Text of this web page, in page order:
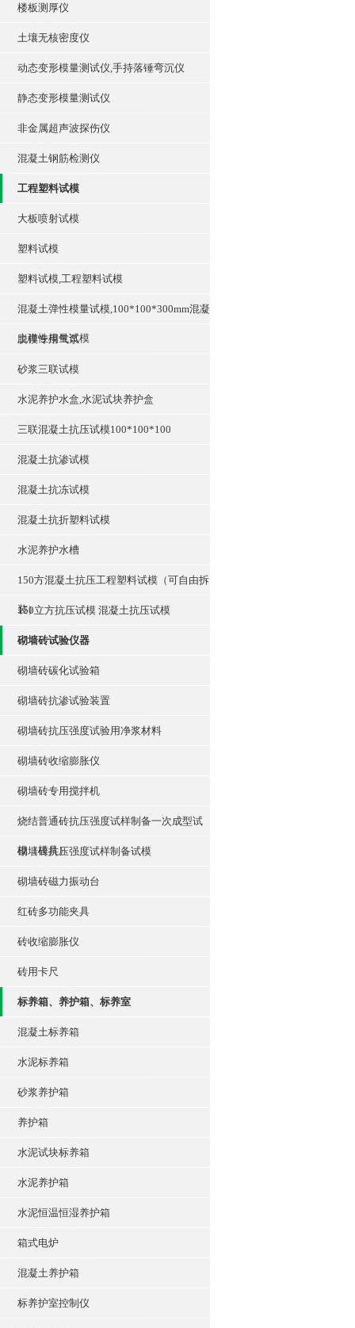
楼板测厚仪
土壤无核密度仪
动态变形模量测试仪,手持落锤弯沉仪
静态变形模量测试仪
非金属超声波探伤仪
混凝土钢筋检测仪
工程塑料试模
大板喷射试模
塑料试模
塑料试模,工程塑料试模
混凝土弹性模量试模,100*100*300mm混凝
土弹性模量试模
脱模专用气泵
砂浆三联试模
水泥养护水盒,水泥试块养护盒
三联混凝土抗压试模100*100*100
混凝土抗渗试模
混凝土抗冻试模
混凝土抗折塑料试模
水泥养护水槽
150方混凝土抗压工程塑料试模（可自由拆
装）
150立方抗压试模 混凝土抗压试模
砌墙砖试验仪器
砌墙砖碳化试验箱
砌墙砖抗渗试验装置
砌墙砖抗压强度试验用净浆材料
砌墙砖收缩膨胀仪
砌墙砖专用搅拌机
烧结普通砖抗压强度试样制备一次成型试
模（模具）
砌墙砖抗压强度试样制备试模
砌墙砖磁力振动台
红砖多功能夹具
砖收缩膨胀仪
砖用卡尺
标养箱、养护箱、标养室
混凝土标养箱
水泥标养箱
砂浆养护箱
养护箱
水泥试块标养箱
水泥养护箱
水泥恒温恒湿养护箱
箱式电炉
混凝土养护箱
标养护室控制仪